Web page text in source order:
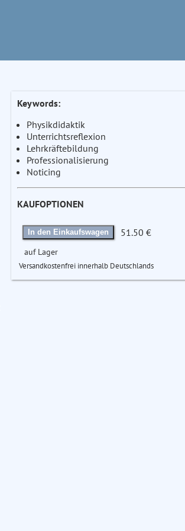
Keywords:
Physikdidaktik
Unterrichtsreflexion
Lehrkräftebildung
Professionalisierung
Noticing
KAUFOPTIONEN
In den Einkaufswagen 51.50 €
auf Lager
Versandkostenfrei innerhalb Deutschlands